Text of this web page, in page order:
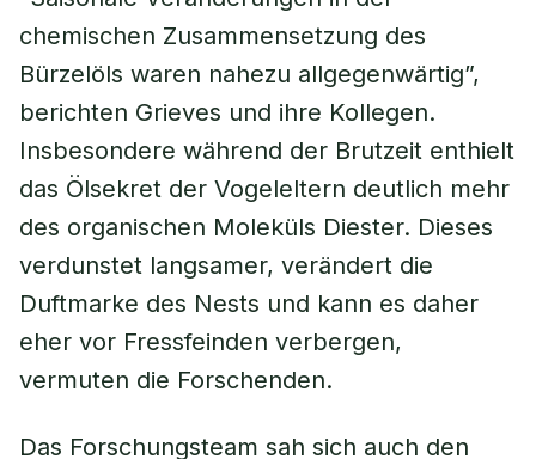
chemischen Zusammensetzung des
Bürzelöls waren nahezu allgegenwärtig”,
berichten Grieves und ihre Kollegen.
Insbesondere während der Brutzeit enthielt
das Ölsekret der Vogeleltern deutlich mehr
des organischen Moleküls Diester. Dieses
verdunstet langsamer, verändert die
Duftmarke des Nests und kann es daher
eher vor Fressfeinden verbergen,
vermuten die Forschenden.
Das Forschungsteam sah sich auch den